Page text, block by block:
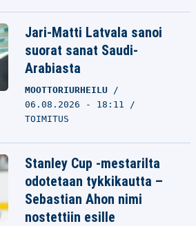
Jari-Matti Latvala sanoi
suorat sanat Saudi-
Arabiasta
MOOTTORIURHEILU
06.08.2026 - 18:11
TOIMITUS
Stanley Cup -mestarilta
odotetaan tykkikautta –
Sebastian Ahon nimi
nostettiin esille